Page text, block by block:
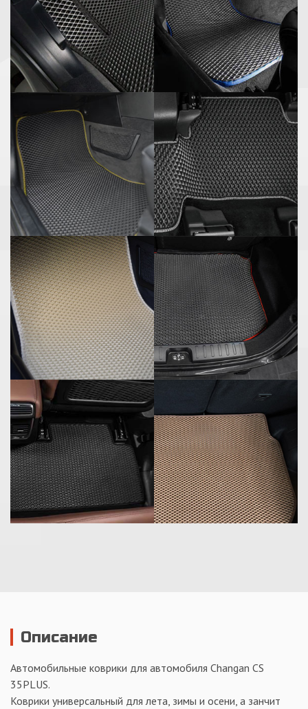
Описание
Автомобильные коврики для автомобиля Changan CS
35PLUS.
Коврики универсальный для лета, зимы и осени, а занчит